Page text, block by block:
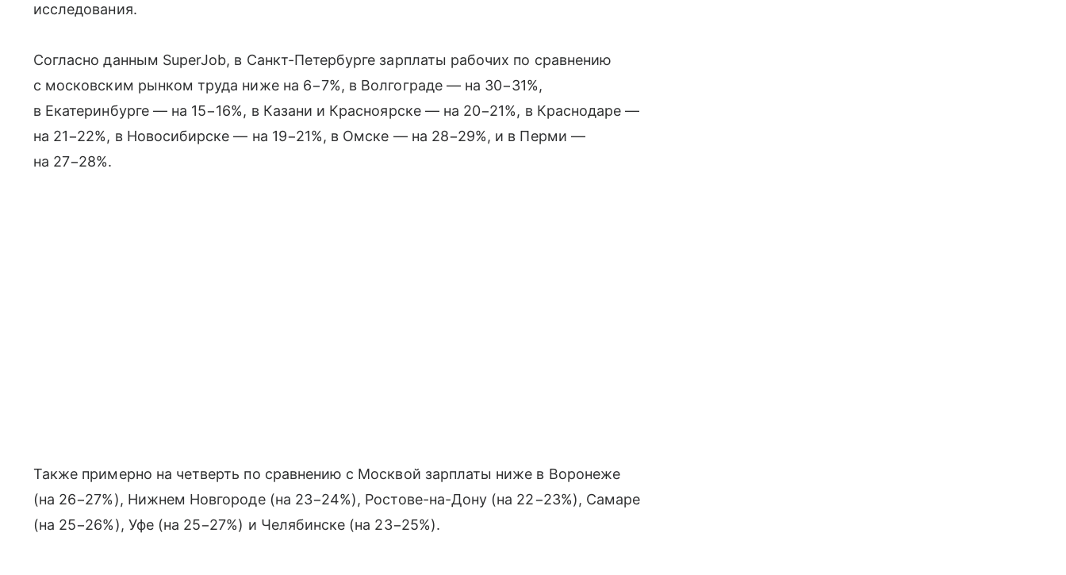
исследования.
Согласно данным SuperJob, в Санкт-Петербурге зарплаты рабочих по сравнению
с московским рынком труда ниже на 6−7%, в Волгограде — на 30−31%,
в Екатеринбурге — на 15−16%, в Казани и Красноярске — на 20−21%, в Краснодаре —
на 21−22%, в Новосибирске — на 19−21%, в Омске — на 28−29%, и в Перми —
на 27−28%.
Также примерно на четверть по сравнению с Москвой зарплаты ниже в Воронеже
(на 26−27%), Нижнем Новгороде (на 23−24%), Ростове-на-Дону (на 22−23%), Самаре
(на 25−26%), Уфе (на 25−27%) и Челябинске (на 23−25%).